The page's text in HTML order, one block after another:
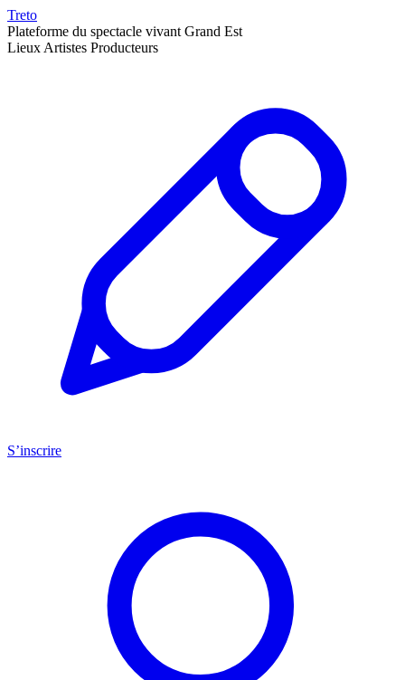
Treto
Plateforme du spectacle vivant Grand Est
Lieux Artistes Producteurs
S’inscrire